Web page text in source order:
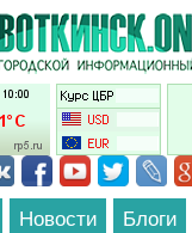
содержанию
Новости Блоги